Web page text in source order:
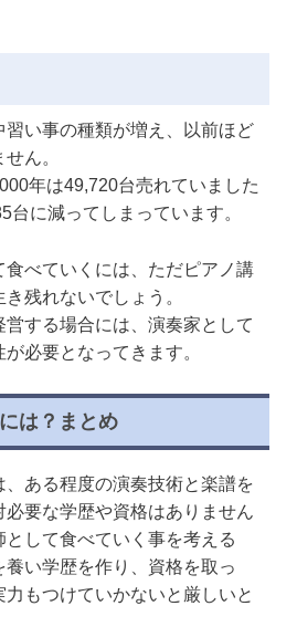
い事の種類が増え、以前ほど
ん。
年は49,720台売れていました
台に減ってしまっています。
べていくには、ただピアノ講
残れないでしょう。
する場合には、演奏家として
必要となってきます。
は？まとめ
、ある程度の演奏技術と楽譜を
要な学歴や資格はありません
して食べていく事を考える
い学歴を作り、資格を取っ
もつけていかないと厳しいと